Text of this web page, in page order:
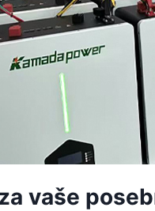
vaše